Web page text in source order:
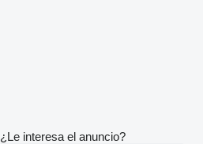
¿Le interesa el anuncio?